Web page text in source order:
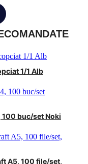
1/1 Alb
100 buc/set Noki
A5, 100 file/set,